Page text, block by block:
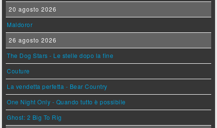
20 agosto 2026
Maldoror
26 agosto 2026
The Dog Stars - Le stelle dopo la fine
Couture
La vendetta perfetta - Bear Country
One Night Only - Quando tutto è possibile
Ghost: 2 Big To Rig